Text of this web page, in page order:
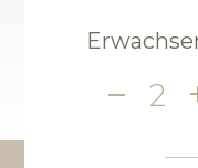
2